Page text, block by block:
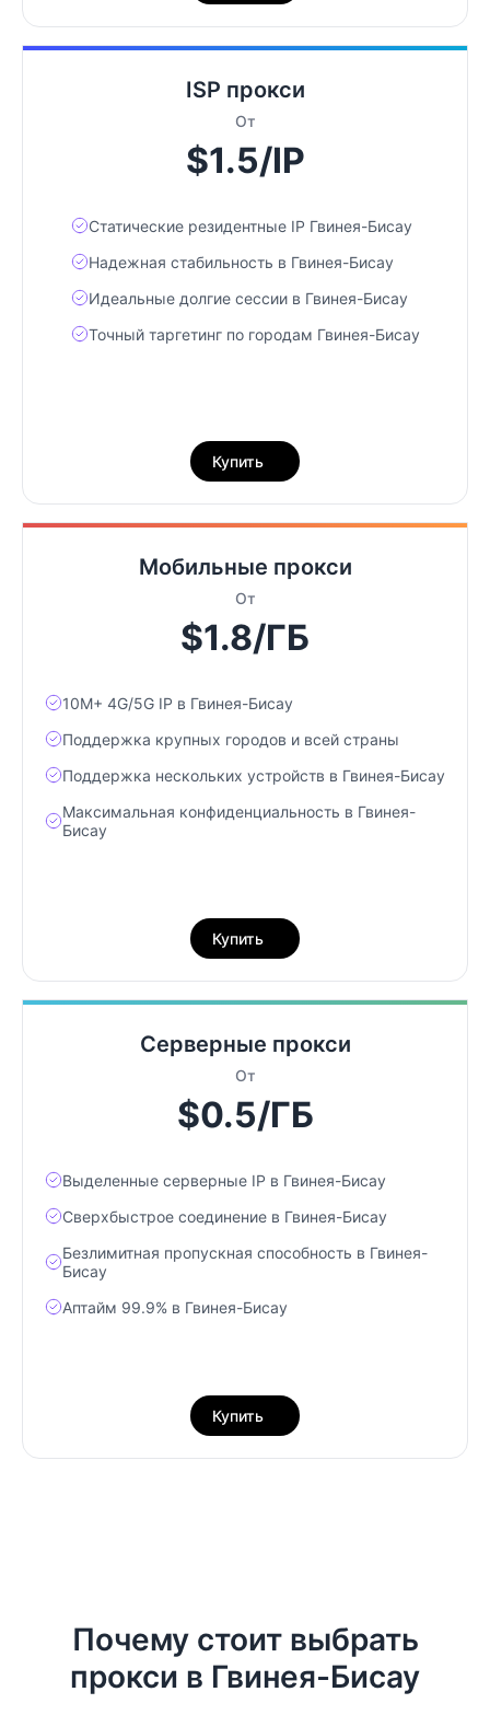
ISP прокси
От
$1.5/IP
Статические резидентные IP Гвинея-Бисау
Надежная стабильность в Гвинея-Бисау
Идеальные долгие сессии в Гвинея-Бисау
Точный таргетинг по городам Гвинея-Бисау
Купить
Мобильные прокси
От
$1.8/ГБ
10М+ 4G/5G IP в Гвинея-Бисау
Поддержка крупных городов и всей страны
Поддержка нескольких устройств в Гвинея-Бисау
Максимальная конфиденциальность в Гвинея-
Бисау
Купить
Серверные прокси
От
$0.5/ГБ
Выделенные серверные IP в Гвинея-Бисау
Сверхбыстрое соединение в Гвинея-Бисау
Безлимитная пропускная способность в Гвинея-
Бисау
Аптайм 99.9% в Гвинея-Бисау
Купить
Почему стоит выбрать
прокси в Гвинея-Бисау